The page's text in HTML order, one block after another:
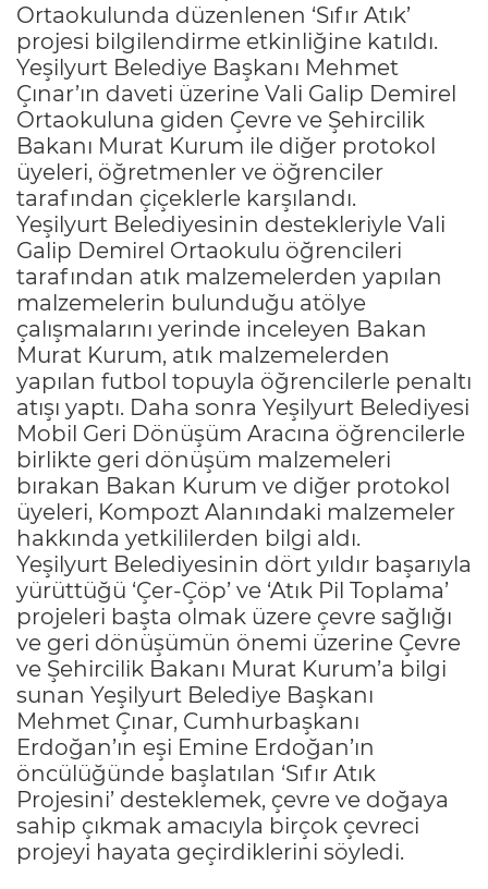
Ortaokulunda düzenlenen ‘Sıfır Atık’
projesi bilgilendirme etkinliğine katıldı.
Yeşilyurt Belediye Başkanı Mehmet
Çınar’ın daveti üzerine Vali Galip Demirel
Ortaokuluna giden Çevre ve Şehircilik
Bakanı Murat Kurum ile diğer protokol
üyeleri, öğretmenler ve öğrenciler
tarafından çiçeklerle karşılandı.
Yeşilyurt Belediyesinin destekleriyle Vali
Galip Demirel Ortaokulu öğrencileri
tarafından atık malzemelerden yapılan
malzemelerin bulunduğu atölye
çalışmalarını yerinde inceleyen Bakan
Murat Kurum, atık malzemelerden
yapılan futbol topuyla öğrencilerle penaltı
atışı yaptı. Daha sonra Yeşilyurt Belediyesi
Mobil Geri Dönüşüm Aracına öğrencilerle
birlikte geri dönüşüm malzemeleri
bırakan Bakan Kurum ve diğer protokol
üyeleri, Kompozt Alanındaki malzemeler
hakkında yetkililerden bilgi aldı.
Yeşilyurt Belediyesinin dört yıldır başarıyla
yürüttüğü ‘Çer-Çöp’ ve ‘Atık Pil Toplama’
projeleri başta olmak üzere çevre sağlığı
ve geri dönüşümün önemi üzerine Çevre
ve Şehircilik Bakanı Murat Kurum’a bilgi
sunan Yeşilyurt Belediye Başkanı
Mehmet Çınar, Cumhurbaşkanı
Erdoğan’ın eşi Emine Erdoğan’ın
öncülüğünde başlatılan ‘Sıfır Atık
Projesini’ desteklemek, çevre ve doğaya
sahip çıkmak amacıyla birçok çevreci
projeyi hayata geçirdiklerini söyledi.